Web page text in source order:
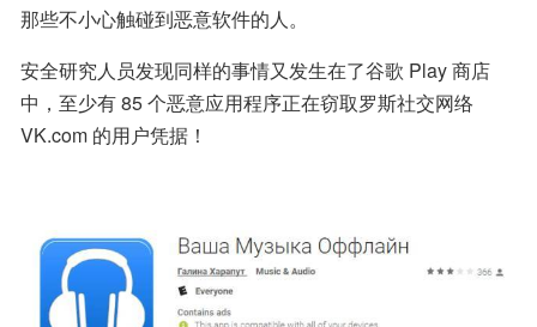
那些不小心触碰到恶意软件的人。
安全研究人员发现同样的事情又发生在了谷歌 Play 商店
中，至少有 85 个恶意应用程序正在窃取罗斯社交网络
VK.com 的用户凭据！